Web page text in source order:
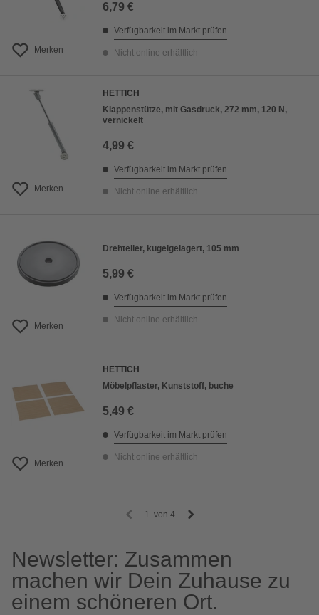
Merken
6,79 €
Verfügbarkeit im Markt prüfen
Nicht online erhältlich
Merken
HETTICH
Klappenstütze, mit Gasdruck, 272 mm, 120 N,
vernickelt
4,99 €
Verfügbarkeit im Markt prüfen
Nicht online erhältlich
Merken
Drehteller, kugelgelagert, 105 mm
5,99 €
Verfügbarkeit im Markt prüfen
Nicht online erhältlich
Merken
HETTICH
Möbelpflaster, Kunststoff, buche
5,49 €
Verfügbarkeit im Markt prüfen
Nicht online erhältlich
1 von 4
Newsletter: Zusammen
machen wir Dein Zuhause zu
einem schöneren Ort.